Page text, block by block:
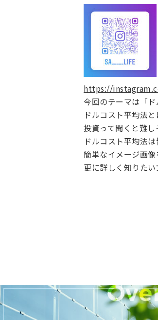
https://
今回のテーマは「ド
ドルコスト平均法
投資って聞くと難
ドルコスト平均法
簡単なイメージ画
更に詳しく知りた